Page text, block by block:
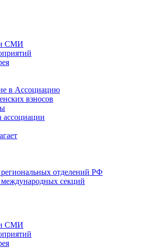
СМИ
в Ассоциацию
взносов
ассоциации
отделений РФ
секций
СМИ